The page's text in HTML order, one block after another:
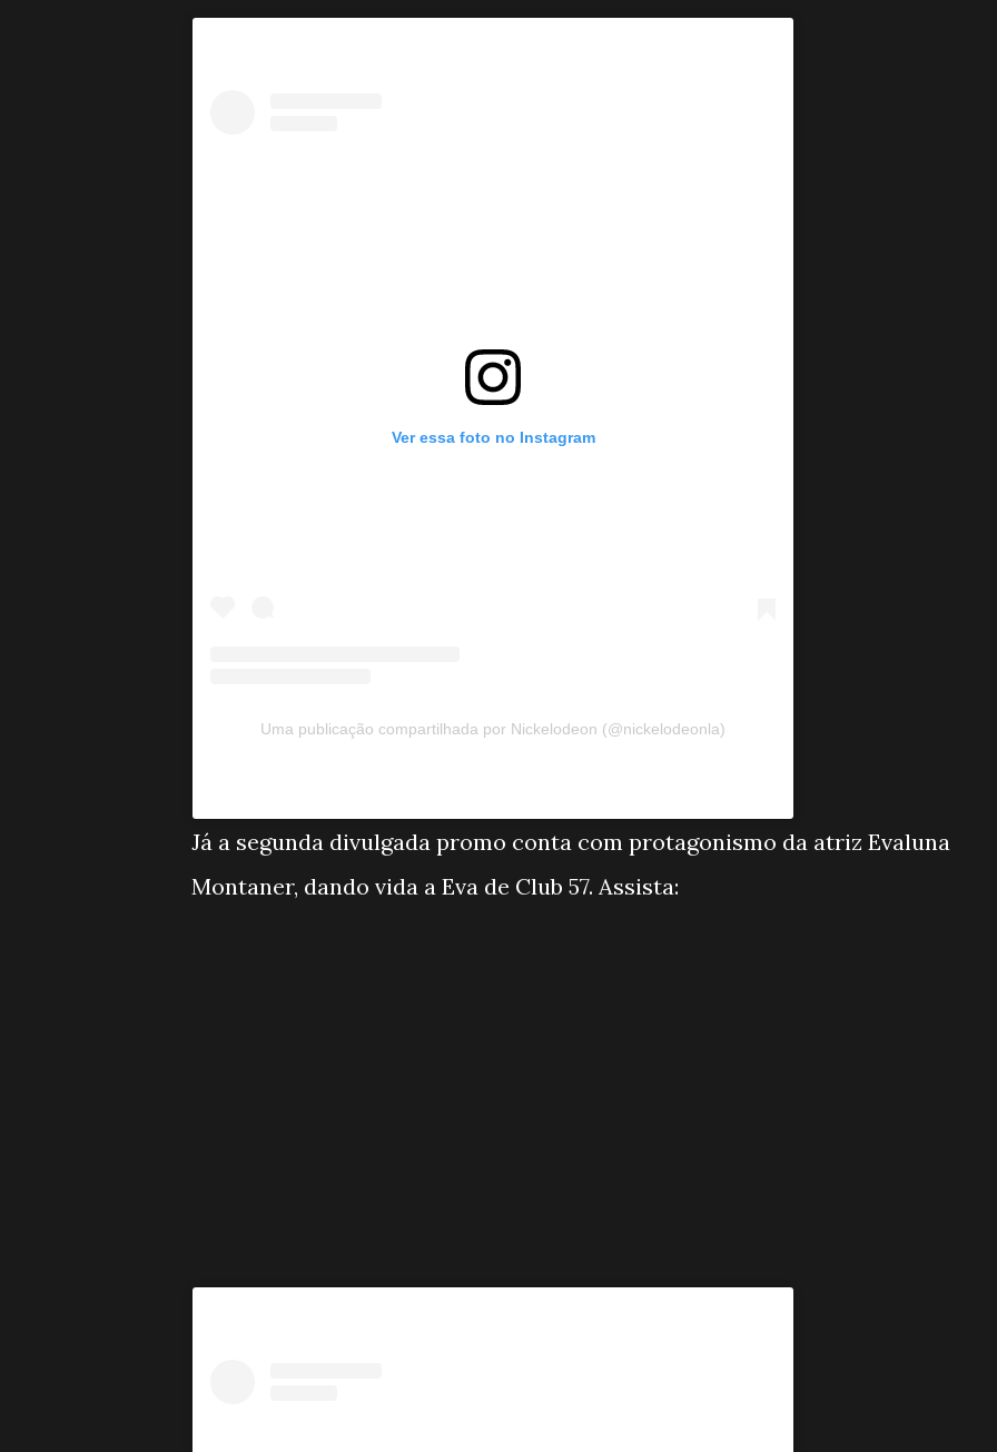
Ver essa foto no Instagram
Uma publicação compartilhada por Nickelodeon (@nickelodeonla)
Já a segunda divulgada promo conta com protagonismo da atriz Evaluna
Montaner, dando vida a Eva de Club 57. Assista: